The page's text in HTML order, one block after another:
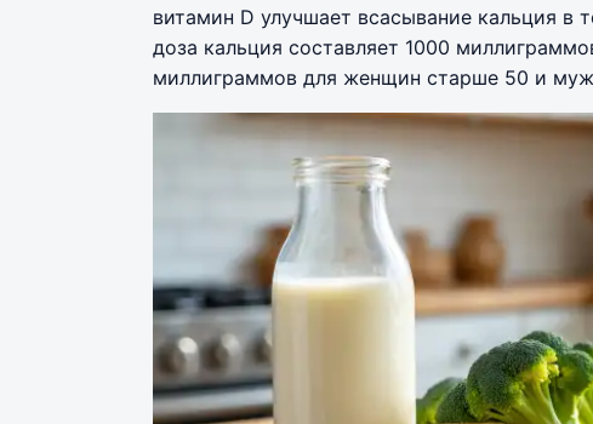
витамин D улучшает всасывание кальция в
доза кальция составляет 1000
миллиграммов для женщин старше 50 и